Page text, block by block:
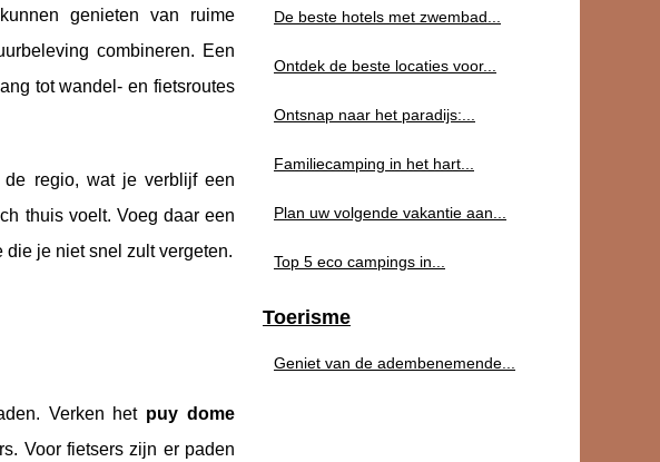
genieten van ruime
combineren. Een
tot wandel- en fietsroutes
de regio, wat je verblijf een
thuis voelt. Voeg daar een
je niet snel zult vergeten.
Verken het puy dome
Voor fietsers zijn er paden
De beste hotels met zwembad...
Ontdek de beste locaties voor...
Ontsnap naar het paradijs:...
Familiecamping in het hart...
Plan uw volgende vakantie aan...
Top 5 eco campings in...
Toerisme
Geniet van de adembenemende...